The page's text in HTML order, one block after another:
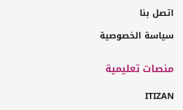
اتصل بنا
سياسة الخصوصية
منصات تعليمية
ITIZAN